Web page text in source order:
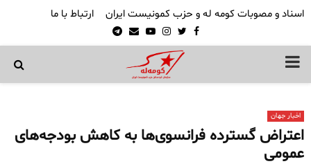
اسناد و مصوبات کومه له و حزب کمونیست ایران ارتباط با ما
Facebook
Twitter
Instagram
Youtube
Email
Telegram
PRIMARY
اخبار جهان
اعتراض گسترده فرانسوی‌ها به کاهش بودجه‌های
عمومی